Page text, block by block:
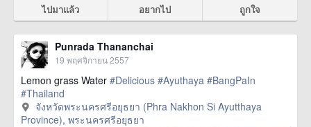
ไปมาแล้ว อยากไป ถูกใจ
Punrada Thananchai
19 พฤศจิกายน 2557
Lemon grass Water #Delicious #Ayuthaya #BangPaIn
#Thailand
จังหวัดพระนครศรีอยุธยา (Phra Nakhon Si Ayutthaya
Province), พระนครศรีอยุธยา